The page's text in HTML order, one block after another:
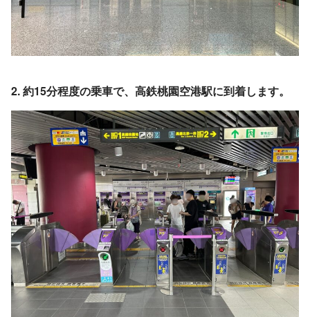
2. 約15分程度の乗車で、高鉄桃園空港駅に到着します。